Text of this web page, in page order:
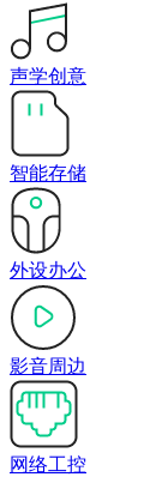
声学创意
智能存储
外设办公
影音周边
网络工控